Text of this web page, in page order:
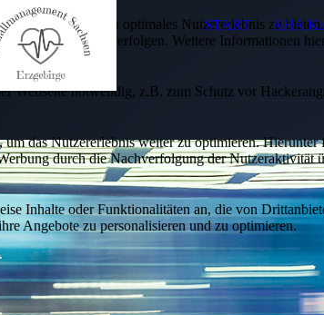
START AHA
um Besuchern ein optimales Nutzererlebnis zu
in einem Drittland erfolgen. Weitere Informationen
Webseite notwendig, z.B. zum Schutz vor
das Nutzererlebnis weiter zu optimieren.
durch die Nachverfolgung der Nutzeraktivität
Inhalte oder Funktionalitäten an, die von
Angebote zu personalisieren und zu optimieren.